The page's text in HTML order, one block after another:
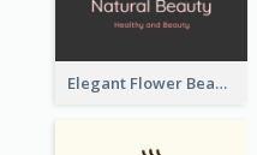
Elegant Flower Beauty Logo